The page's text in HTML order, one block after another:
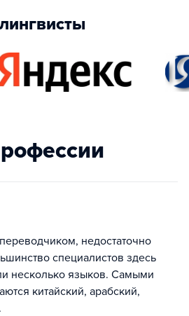
недостаточно
специалистов здесь
несколько языков. Самыми
китайский, арабский,